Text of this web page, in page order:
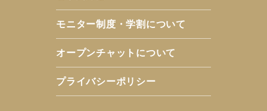
モニター制度・学割について
オープンチャットについて
プライバシーポリシー